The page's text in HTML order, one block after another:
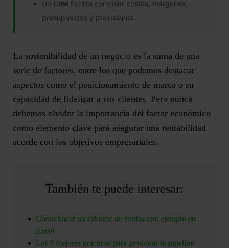
Un CRM facilita controlar costes, márgenes,
presupuestos y previsiones.
La sostenibilidad de un negocio es la suma de una
serie de factores, entre los que podemos destacar
aspectos como el posicionamiento de marca o su
capacidad de fidelizar a sus clientes. Pero nunca
debemos olvidar la importancia del factor económico
como elemento clave para asegurar una rentabilidad
acorde con los objetivos empresariales.
También te puede interesar:
Cómo hacer un informe de ventas con ejemplo en
Excel
Las 5 mejores prácticas para gestionar tu pipeline